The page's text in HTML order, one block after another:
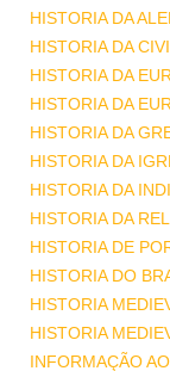
HISTORIA DA
HISTORIA DA
HISTORIA DA
HISTORIA DA
HISTORIA DA
HISTORIA DA
HISTORIA DA
HISTORIA DA
HISTORIA DE
HISTORIA DO
HISTORIA
HISTORIA
INFORMAÇÃO